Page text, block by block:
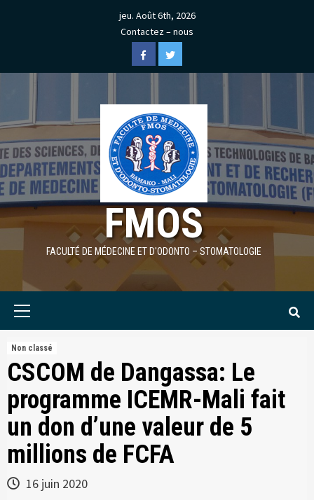
jeu. Août 6th, 2026
Contactez – nous
FacebookTwitter
FMOS
FACULTÉ DE MÉDECINE ET D'ODONTO – STOMATOLOGIE
Non classé
CSCOM de Dangassa: Le
programme ICEMR-Mali fait
un don d’une valeur de 5
millions de FCFA
16 juin 2020